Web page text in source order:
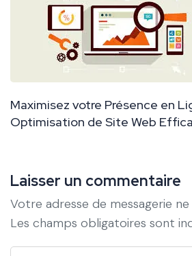
Maximisez votre Présence en
Optimisation de Site Web
Laisser un commentaire
Votre adresse de messagerie
Les champs obligatoires sont